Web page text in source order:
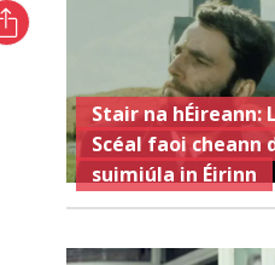
Stair na
Scéal faoi cheann
suimiúla in Éirinn